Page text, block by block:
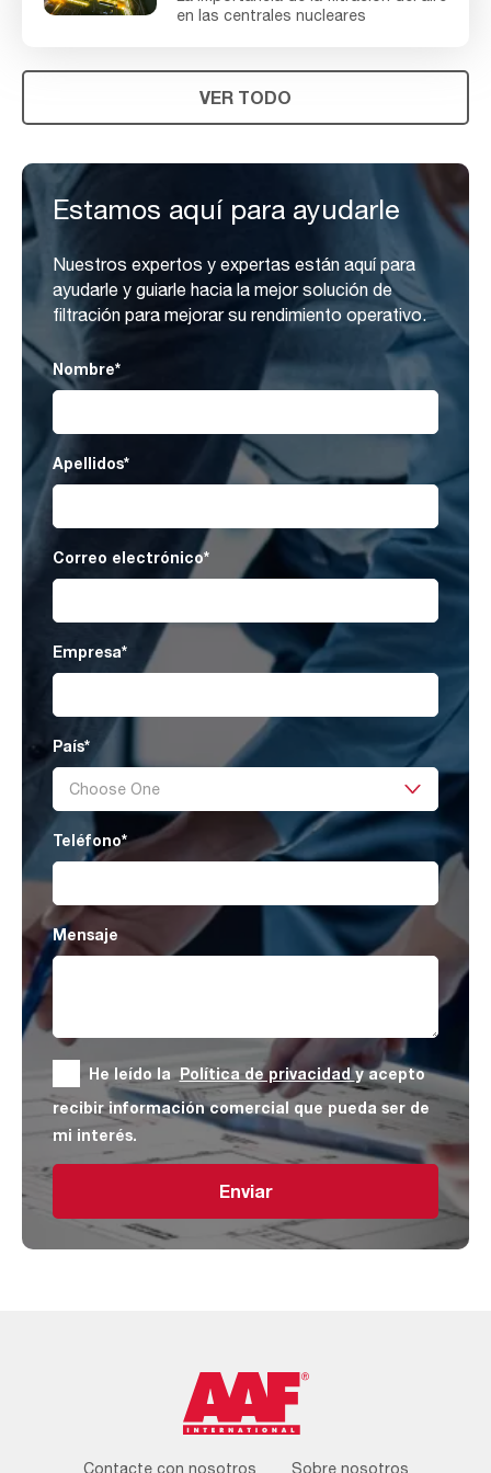
en las centrales nucleares
VER TODO
Estamos aquí para ayudarle
Nuestros expertos y expertas están aquí para
ayudarle y guiarle hacia la mejor solución de
filtración para mejorar su rendimiento operativo.
Nombre*
Apellidos*
Correo electrónico*
Empresa*
País*
Teléfono*
Mensaje
He leído laPolítica de privacidady acepto
recibir información comercial que pueda ser de
mi interés.
Enviar
Footer
Contacte con nosotros Sobre nosotros